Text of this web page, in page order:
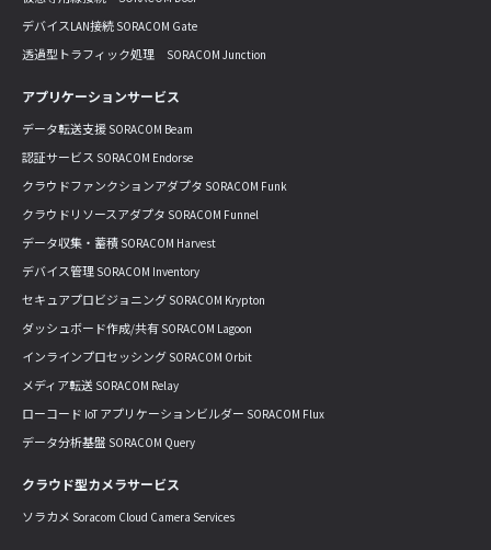
デバイスLAN接続 SORACOM Gate
透過型トラフィック処理 SORACOM Junction
アプリケーションサービス
データ転送支援 SORACOM Beam
認証サービス SORACOM Endorse
クラウドファンクションアダプタ SORACOM Funk
クラウドリソースアダプタ SORACOM Funnel
データ収集・蓄積 SORACOM Harvest
デバイス管理 SORACOM Inventory
セキュアプロビジョニング SORACOM Krypton
ダッシュボード作成/共有 SORACOM Lagoon
インラインプロセッシング SORACOM Orbit
メディア転送 SORACOM Relay
ローコード IoT アプリケーションビルダー SORACOM Flux
データ分析基盤 SORACOM Query
クラウド型カメラサービス
ソラカメ Soracom Cloud Camera Services